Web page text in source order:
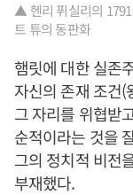
▲ 헨리 퓌실리의
트 튜의 동판화
햄릿에 대한 실존
자신의 존재 조건(
그 자리를 위협받
순적이라는 것을
그의 정치적 비전
부재했다.